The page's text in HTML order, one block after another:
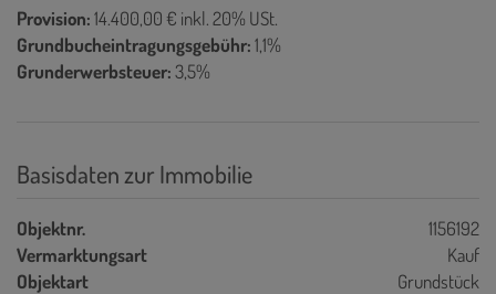
Provision:14.400,00 € inkl. 20% USt.
Grundbucheintragungsgebühr:1,1%
Grunderwerbsteuer:3,5%
Basisdaten zur Immobilie
Objektnr.
1156192
Vermarktungsart
Kauf
Objektart
Grundstück